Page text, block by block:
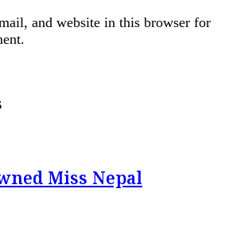
and website in this browser for
Miss Nepal